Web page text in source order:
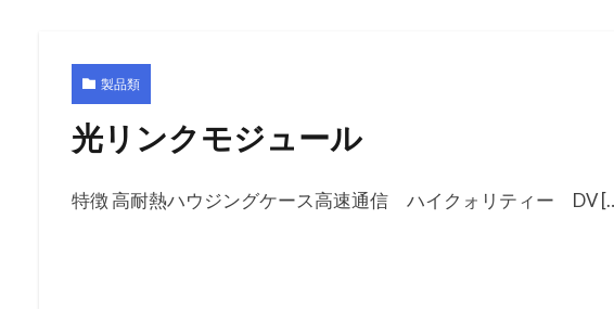
製品類
光リンクモジュール
特徴 高耐熱ハウジングケース高速通信 ハイクォリティー DV